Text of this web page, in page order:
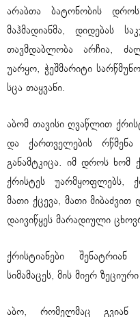
არაბთა ბატონობის
მაჰმადიანმა, დიდებას
თავმდაბლობა არჩია,
უარყო, ჭეშმარიტი
სცა თაყვანი.
აბომ თავისი ღვაწლით
და ქართველების
განამტკიცა. იმ დროს ხომ
ქრისტეს უარმყოფლებს,
მათი ქცევა, მათი
დაივიწყეს მარადიული
ქრისტიანები
სიმამაცეს, მის მიერ
აბო, რომელმაც გვიან